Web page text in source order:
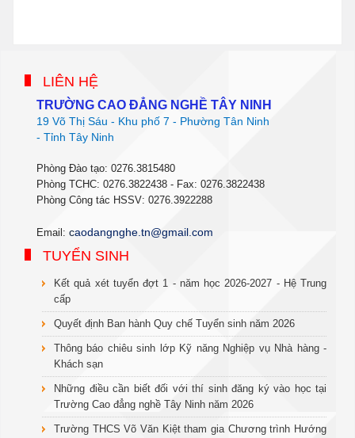
LIÊN HỆ
TRƯỜNG CAO ĐẲNG NGHỀ TÂY NINH
19 Võ Thị Sáu - Khu phố 7 - Phường Tân Ninh
- Tỉnh Tây Ninh
Phòng Đào tạo: 0276.3815480
Phòng TCHC: 0276.3822438 - Fax: 0276.3822438
Phòng Công tác HSSV: 0276.3922288
Email: caodangnghe.tn@gmail.com
TUYỂN SINH
Kết quả xét tuyển đợt 1 - năm học 2026-2027 - Hệ Trung
cấp
Quyết định Ban hành Quy chế Tuyển sinh năm 2026
Thông báo chiêu sinh lớp Kỹ năng Nghiệp vụ Nhà hàng -
Khách sạn
Những điều cần biết đối với thí sinh đăng ký vào học tại
Trường Cao đẳng nghề Tây Ninh năm 2026
Trường THCS Võ Văn Kiệt tham gia Chương trình Hướng